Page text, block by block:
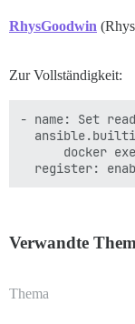
RhysGoodwin
Zur Vollständigkeit:
- name: Set
docker
Verwandte
Thema